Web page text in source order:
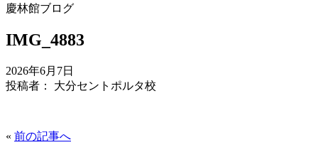
慶林館ブログ
IMG_4883
2026年6月7日
投稿者： 大分セントポルタ校
« 前の記事へ